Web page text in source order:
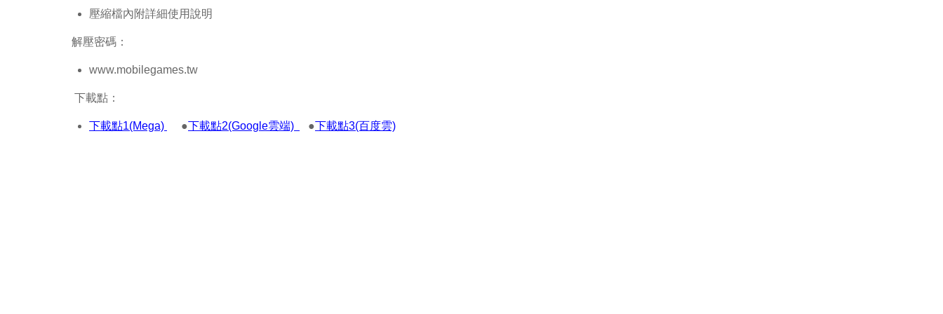
壓縮檔內附詳細使用說明
解壓密碼：
www.mobilegames.tw
下載點：
下載點1(Mega) ●下載點2(Google雲端) ●下載點3(百度雲)